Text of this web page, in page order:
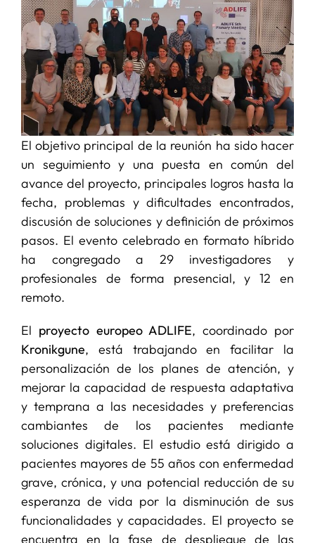
NOTICIAS
El objetivo principal de la reunión ha sido hacer
un seguimiento y una puesta en común del
avance del proyecto, principales logros hasta la
fecha, problemas y dificultades encontrados,
discusión de soluciones y definición de próximos
pasos. El evento celebrado en formato híbrido
ha congregado a 29 investigadores y
profesionales de forma presencial, y 12 en
remoto.
El proyecto europeo ADLIFE, coordinado por
Kronikgune, está trabajando en facilitar la
personalización de los planes de atención, y
mejorar la capacidad de respuesta adaptativa
y temprana a las necesidades y preferencias
cambiantes de los pacientes mediante
soluciones digitales. El estudio está dirigido a
pacientes mayores de 55 años con enfermedad
grave, crónica, y una potencial reducción de su
esperanza de vida por la disminución de sus
funcionalidades y capacidades. El proyecto se
encuentra en la fase de despliegue de las